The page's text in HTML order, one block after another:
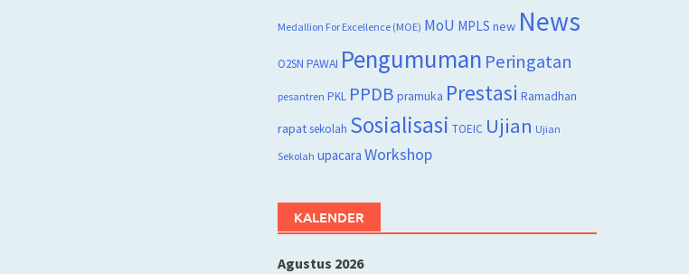
Medallion For Excellence (MOE) MoU MPLS new News
O2SN PAWAI Pengumuman Peringatan
pesantren PKL PPDB pramuka Prestasi Ramadhan
rapatsekolah Sosialisasi TOEIC Ujian Ujian
Sekolah upacara Workshop
KALENDER
Agustus 2026